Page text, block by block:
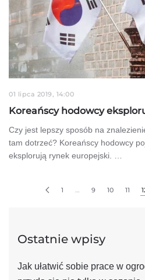
01 lipca 2019, 14:00
Koreańscy hodowcy
Czy jest lepszy sposób na
tam dotrzeć? Koreańscy hodowcy
eksplorują rynek europejski. …
1 … 9 10 11
Ostatnie wpisy
Jak ułatwić sobie prace w